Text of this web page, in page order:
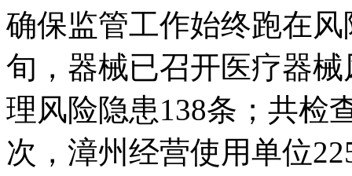
确保监管工作始终跑在
旬，器械已召开医疗器
理风险隐患138条；共检
次，漳州经营使用单位